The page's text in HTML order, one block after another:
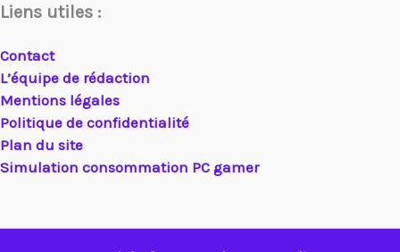
Liens utiles :
Contact
L’équipe de rédaction
Mentions légales
Politique de confidentialité
Plan du site
Simulation consommation PC gamer